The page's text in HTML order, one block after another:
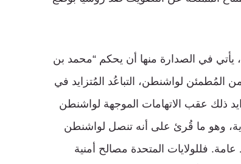
في الصدارة منها أن يحكم “محمد بن
المُطمئن لواشنطن، التباعُد المُتزايد في
ذلك عقب الاتهامات الموجهة لواشنطن
وهو ما قُرئ على أنه تنصل لواشنطن
فللولايات المتحدة مصالح أمنية